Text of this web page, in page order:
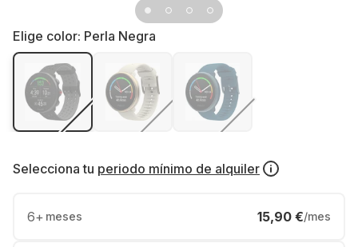
Elige color: Perla Negra
Selecciona tu periodo mínimo de alquiler
6+ meses 15,90 €/mes